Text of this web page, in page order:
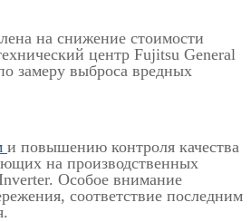
на снижение стоимости
центр Fujitsu General
замеру выброса вредных
и повышению контроля качества
на производственных
Особое внимание
соответствие последним